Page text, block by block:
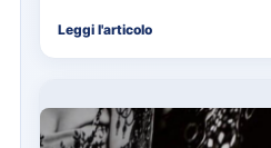
Leggi l'articolo